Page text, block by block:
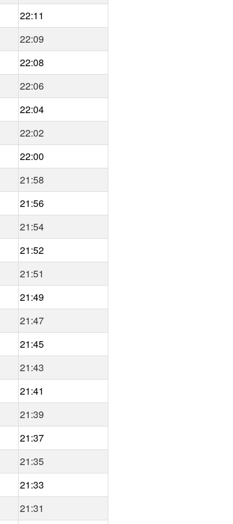
22:11
22:09
22:08
22:06
22:04
22:02
22:00
21:58
21:56
21:54
21:52
21:51
21:49
21:47
21:45
21:43
21:41
21:39
21:37
21:35
21:33
21:31